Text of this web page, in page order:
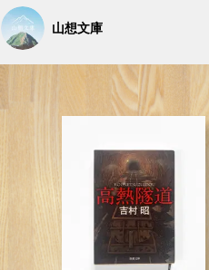
山想文庫